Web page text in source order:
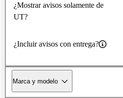
¿Mostrar avisos solamente de
UT?
¿Incluir avisos con entrega?
Marca y modelo